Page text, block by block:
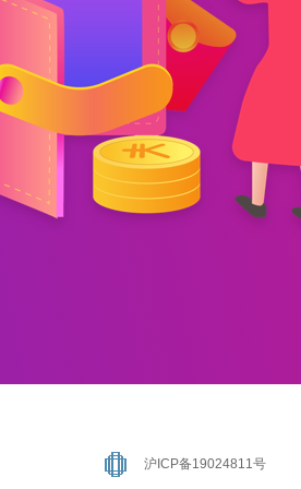
沪ICP备19024811号